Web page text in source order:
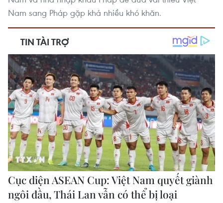
Nam sang Pháp gặp khá nhiều khó khăn.